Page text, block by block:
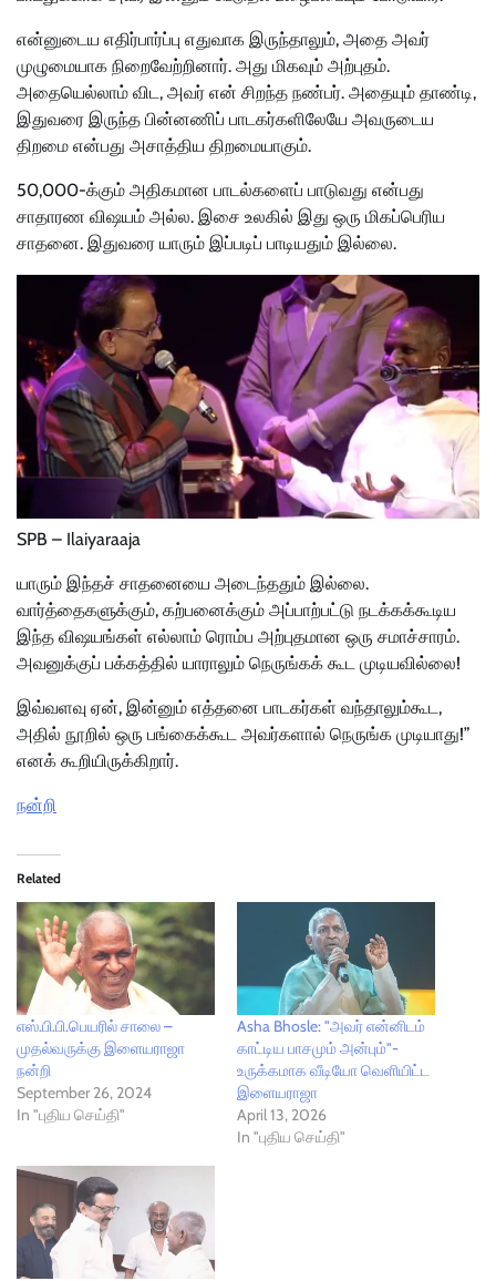
என்னுடைய எதிர்பார்ப்பு எதுவாக இருந்தாலும், அதை அவர்
முழுமையாக நிறைவேற்றினார். அது மிகவும் அற்புதம்.
அதையெல்லாம் விட, அவர் என் சிறந்த நண்பர். அதையும் தாண்டி,
இதுவரை இருந்த பின்னணிப் பாடகர்களிலேயே அவருடைய
திறமை என்பது அசாத்திய திறமையாகும்.
50,000-க்கும் அதிகமான பாடல்களைப் பாடுவது என்பது
சாதாரண விஷயம் அல்ல. இசை உலகில் இது ஒரு மிகப்பெரிய
சாதனை. இதுவரை யாரும் இப்படிப் பாடியதும் இல்லை.
SPB – Ilaiyaraaja
யாரும் இந்தச் சாதனையை அடைந்ததும் இல்லை.
வார்த்தைகளுக்கும், கற்பனைக்கும் அப்பாற்பட்டு நடக்கக்கூடிய
இந்த விஷயங்கள் எல்லாம் ரொம்ப அற்புதமான ஒரு சமாச்சாரம்.
அவனுக்குப் பக்கத்தில் யாராலும் நெருங்கக் கூட முடியவில்லை!
இவ்வளவு ஏன், இன்னும் எத்தனை பாடகர்கள் வந்தாலும்கூட,
அதில் நூறில் ஒரு பங்கைக்கூட அவர்களால் நெருங்க முடியாது!”
எனக் கூறியிருக்கிறார்.
நன்றி
Related
எஸ்.பி.பி.பெயரில் சாலை –
முதல்வருக்கு இளையராஜா
நன்றி
September 26, 2024
In "புதிய செய்தி"
Asha Bhosle: "அவர் என்னிடம்
காட்டிய பாசமும் அன்பும்"-
உருக்கமாக வீடியோ வெளியிட்ட
இளையராஜா
April 13, 2026
In "புதிய செய்தி"